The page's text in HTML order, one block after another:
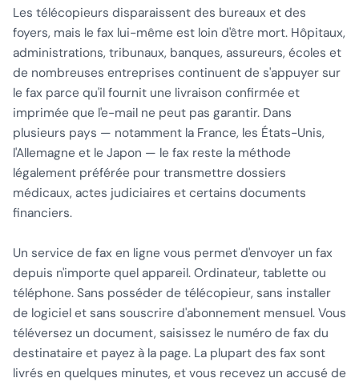
Les télécopieurs disparaissent des bureaux et des
foyers, mais le fax lui-même est loin d'être mort. Hôpitaux,
administrations, tribunaux, banques, assureurs, écoles et
de nombreuses entreprises continuent de s'appuyer sur
le fax parce qu'il fournit une livraison confirmée et
imprimée que l'e-mail ne peut pas garantir. Dans
plusieurs pays — notamment la France, les États-Unis,
l'Allemagne et le Japon — le fax reste la méthode
légalement préférée pour transmettre dossiers
médicaux, actes judiciaires et certains documents
financiers.
Un service de fax en ligne vous permet d'envoyer un fax
depuis n'importe quel appareil. Ordinateur, tablette ou
téléphone. Sans posséder de télécopieur, sans installer
de logiciel et sans souscrire d'abonnement mensuel. Vous
téléversez un document, saisissez le numéro de fax du
destinataire et payez à la page. La plupart des fax sont
livrés en quelques minutes, et vous recevez un accusé de